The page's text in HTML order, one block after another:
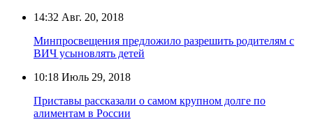
14:32 Авг. 20, 2018
Минпросвещения предложило разрешить родителям с
ВИЧ усыновлять детей
10:18 Июль 29, 2018
Приставы рассказали о самом крупном долге по
алиментам в России